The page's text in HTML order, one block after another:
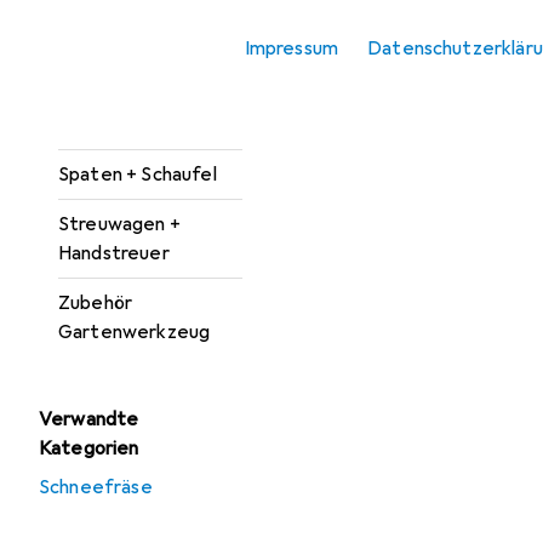
Impressum
Spaten + Schaufel
Streuwagen +
Handstreuer
Zubehör
Gartenwerkzeug
Verwandte
Kategorien
Schneefräse